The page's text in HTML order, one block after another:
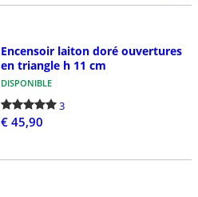
Encensoir laiton doré ouvertures
en triangle h 11 cm
DISPONIBLE
3
€ 45,90